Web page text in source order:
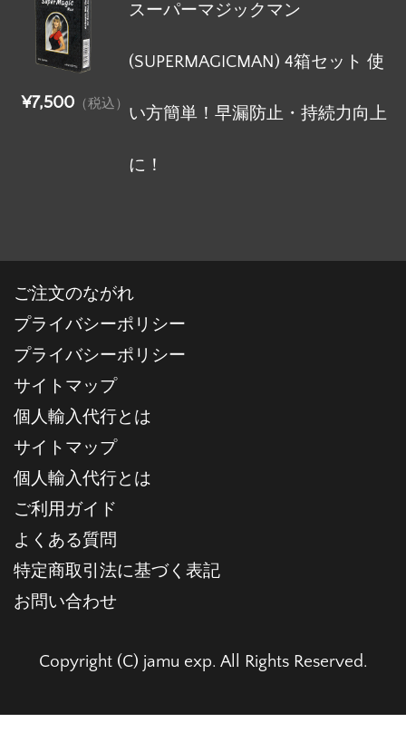
スーパーマジックマン
(SUPERMAGICMAN) 4箱セット 使
い方簡単！早漏防止・持続力向上
に！
¥7,500 （税込）
ご注文のながれ
プライバシーポリシー
プライバシーポリシー
サイトマップ
個人輸入代行とは
サイトマップ
個人輸入代行とは
ご利用ガイド
よくある質問
特定商取引法に基づく表記
お問い合わせ
Copyright (C) jamu exp. All Rights Reserved.